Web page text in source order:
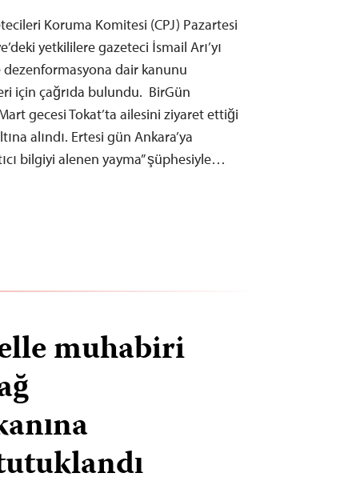
Koruma Komitesi (CPJ) Pazartesi
yetkililere gazeteci İsmail Arı’yı
dezenformasyona dair kanunu
için çağrıda bulundu. BirGün
gecesi Tokat’ta ailesini ziyaret ettiği
alındı. Ertesi gün Ankara’ya
bilgiyi alenen yayma” şüphesiyle…
muhabiri